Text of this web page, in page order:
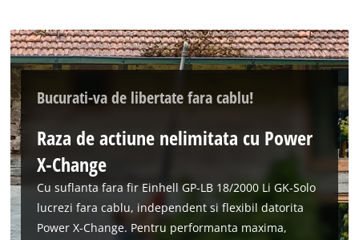
Bucurati-va de libertate fara cablu!
Raza de actiune nelimitata cu Power
X-Change
Cu suflanta fara fir Einhell GP-LB 18/2000 Li GK-Solo
lucrezi fara cablu, independent si flexibil datorita
Power X-Change. Pentru performanta maxima,